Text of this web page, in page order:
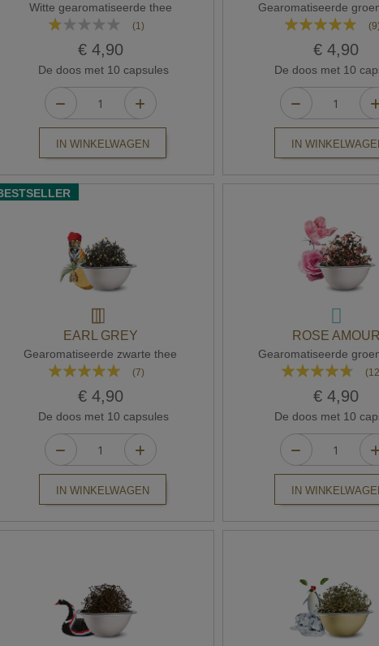
Witte gearomatiseerde thee
Waardering:
(1)
€ 4,90
De doos met 10 capsules
IN WINKELWAGEN
Gearomatiseerde
Waardering:
(9)
€ 4,90
De doos met 10
IN
EARL GREY
Gearomatiseerde zwarte thee
Waardering:
(7)
€ 4,90
De doos met 10 capsules
IN WINKELWAGEN
ROSE AMOUR
Gearomatiseerde
Waardering:
€ 4,90
De doos met 10
IN